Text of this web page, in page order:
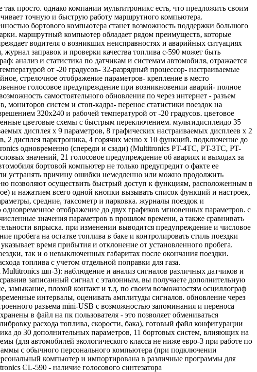
просто. однако компании мультитроникс есть, что предложить своим
точную и быструю работу маршрутного компьютера.
бортового компьютера станет возможность поддержки большого
маршрутный компьютер обладает рядом преимуществ, которые
водителя о возникших неисправностях и аварийных ситуациях
заправок и проверки качества топлива с-590 может быть
анализ и статистика по датчикам и системам автомобиля, отражается
от -20 градусов- 32-разрядный процессор- настраиваемые
стрелочное отображение параметров- крепление в место
голосовое предупреждение при возникновении аварий- полное
самостоятельного обновления по через интернет - разъем
систем и стоп-кадра- перенос статистики поездок на
320х240 и рабочей температурой от -20 градусов. цветовое
цветовые схемы с быстрым переключением. мультидисплеидо 35
дисплея х 9 параметров, 8 графических настраиваемых дисплеев х 2
2 дисплея парктроника, 4 горячих меню х 10 функций. подключение до
одновременно (спереди и сзади) (Multitronics PT-4TC, PT-3TC, PT-
значений, 21 голосовое предупреждение об авариях и выходах за
бортовой компьютер не только предупредит о факте ее
устранять причину ошибки немедленно или можно продолжить
осуществить быстрый доступ к функциям, расположенным в
и нажатием всего одной кнопки вызывать список функций и настроек,
средние, таксометр и парковка. журналы поездок и
отображение до двух графиков мгновенных параметров. с
значения параметров в прошлом времени, а также сравнивать
впрыска. при изменении выводится предупреждение и числовое
пробега на остатке топлива в баке и контролировать стиль поездки
время прибытия и отклонение от установленного пробега.
так и о невыключенных габаритах после окончания поездки.
топлива с учетом отдельной поправки для газа.
шп-3): наблюдение и анализ сигналов различных датчиков и
записанный сигнал с эталонным, вы получаете дополнительную
замыкание, плохой контакт и т.д. по своим возможностям осциллограф
интервалы, оценивать амплитуды сигналов. обновление через
разъема mini-USB с возможностью запоминания и переноса
в файл на пк пользователя - это позволяет обмениваться
расхода топлива, скорости, бака), готовый файл конфигурации
до 30 дополнительных параметров, 11 бортовых систем, влияющих на
(для автомобилей экологического класса не ниже евро-3 при работе по
с обычного персонального компьютера (при подключении
компьютер и импортирована в различные программы для
CL-590 - наличие голосового синтезатора